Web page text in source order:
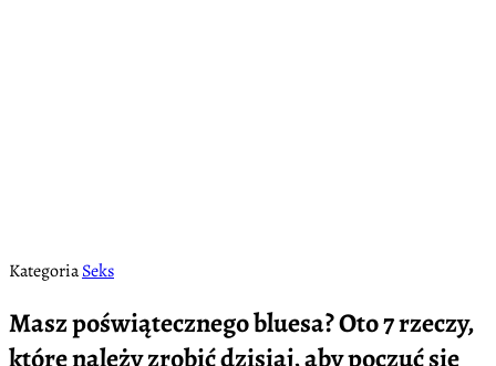
KategoriaSeks
Masz poświątecznego bluesa? Oto 7 rzeczy,
które należy zrobić dzisiaj, aby poczuć się